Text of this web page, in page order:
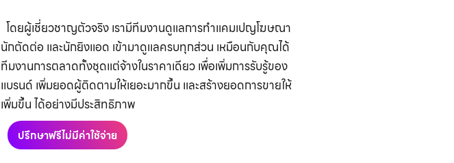
โดยผู้เชี่ยวชาญตัวจริง เรามีทีมงานดูแลการทำแคมเปญโฆษณา
นักตัดต่อ และนักยิงแอด เข้ามาดูแลครบทุกส่วน เหมือนกับคุณได้
ทีมงานการตลาดทั้งชุดแต่จ้างในราคาเดียว เพื่อเพิ่มการรับรู้ของ
แบรนด์ เพิ่มยอดผู้ติดตามให้เยอะมากขึ้น และสร้างยอดการขายให้
เพิ่มขึ้น ได้อย่างมีประสิทธิภาพ
ปรึกษาฟรีไม่มีค่าใช้จ่าย